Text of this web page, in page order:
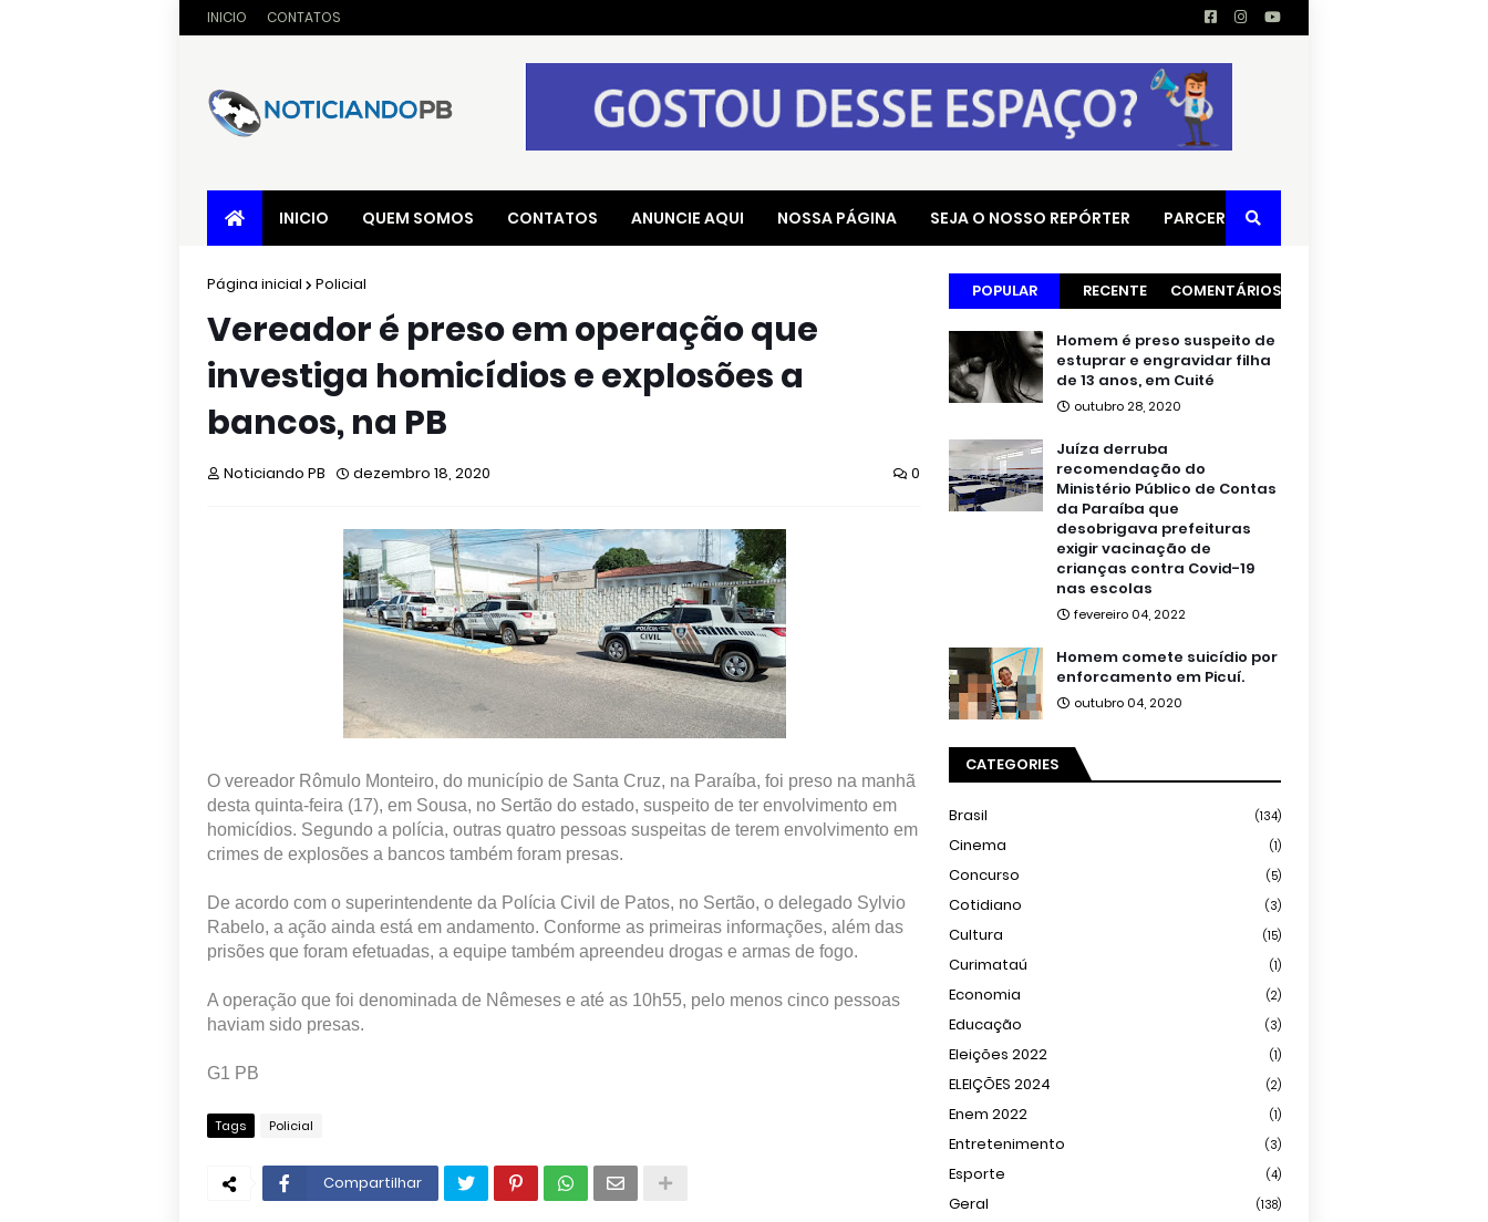
INICIO CONTATOS
INICIO QUEM SOMOS CONTATOS ANUNCIE AQUI NOSSA PÁGINA SEJA O NOSSO REPÓRTER PARCERIAS
Página inicial Policial
Vereador é preso em operação que
investiga homicídios e explosões a
bancos, na PB
Noticiando PB dezembro 18, 2020 0
O vereador Rômulo Monteiro, do município de Santa Cruz, na Paraíba, foi preso na manhã
desta quinta-feira (17), em Sousa, no Sertão do estado, suspeito de ter envolvimento em
homicídios. Segundo a polícia, outras quatro pessoas suspeitas de terem envolvimento em
crimes de explosões a bancos também foram presas.
De acordo com o superintendente da Polícia Civil de Patos, no Sertão, o delegado Sylvio
Rabelo, a ação ainda está em andamento. Conforme as primeiras informações, além das
prisões que foram efetuadas, a equipe também apreendeu drogas e armas de fogo.
A operação que foi denominada de Nêmeses e até as 10h55, pelo menos cinco pessoas
haviam sido presas.
G1 PB
Tags Policial
Compartilhar
POPULAR RECENTE COMENTÁRIOS
Homem é preso suspeito de
estuprar e engravidar filha
de 13 anos, em Cuité
outubro 28, 2020
Juíza derruba
recomendação do
Ministério Público de Contas
da Paraíba que
desobrigava prefeituras
exigir vacinação de
crianças contra Covid-19
nas escolas
fevereiro 04, 2022
Homem comete suicídio por
enforcamento em Picuí.
outubro 04, 2020
CATEGORIES
Brasil (134)
Cinema (1)
Concurso (5)
Cotidiano (3)
Cultura (15)
Curimataú (1)
Economia (2)
Educação (3)
Eleições 2022 (1)
ELEIÇÕES 2024 (2)
Enem 2022 (1)
Entretenimento (3)
Esporte (4)
Geral (138)